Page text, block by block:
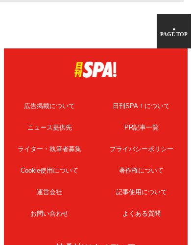
▲
PAGE TOP
広告掲載について 日刊SPA！について
ニュース提供先 PR記事一覧
ライター・執筆者募集 プライバシーポリシー
Cookie使用について 著作権について
運営会社 記事使用について
お問い合わせ よくある質問